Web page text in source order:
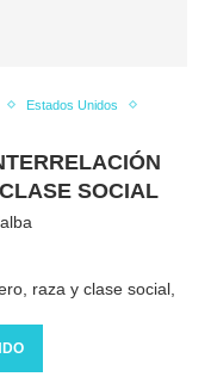
Estados Unidos
SOCIAL
raza y clase social,